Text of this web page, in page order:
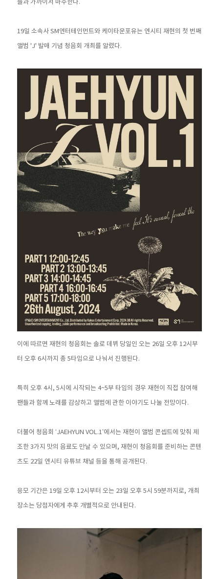
들과 가까이서 마주한다.
19일 소속사 SM엔터테인먼트와 케이타운포유는 엔시티 재현의 첫 번째
앨범 'J' 발매 기념 청음회 개최를 알렸다.
이에 따르면 재현의 청음회는 솔로 데뷔 당일인 오는 26일 오후 12시부
터 오후 6시까지 총 5타임으로 나눠서 진행된다.
특히 오후 4시, 5시에 시작되는 4~5부 타임의 경우 재현이 직접 참여해
팬들과 함께 노래를 감상하고 앨범에 관한 이야기도 나눌 전망이다.
더불어 청음회 ‘JAEHYUN VOL.1’에서는 재현이 앨범 콘셉트에 맞춰 제
조한 3가지 맛의 음료도 만날 수 있으며, 재현이 청음회를 준비하는 콘텐
츠도 22일 엔시티 유튜브 채널 등을 통해 공개된다.
응모 기간은 19일 오후 12시부터 오는 23일 오후 5시 59분까지로, 개최
장소는 당첨자에게 추후 개별적으로 안내된다.